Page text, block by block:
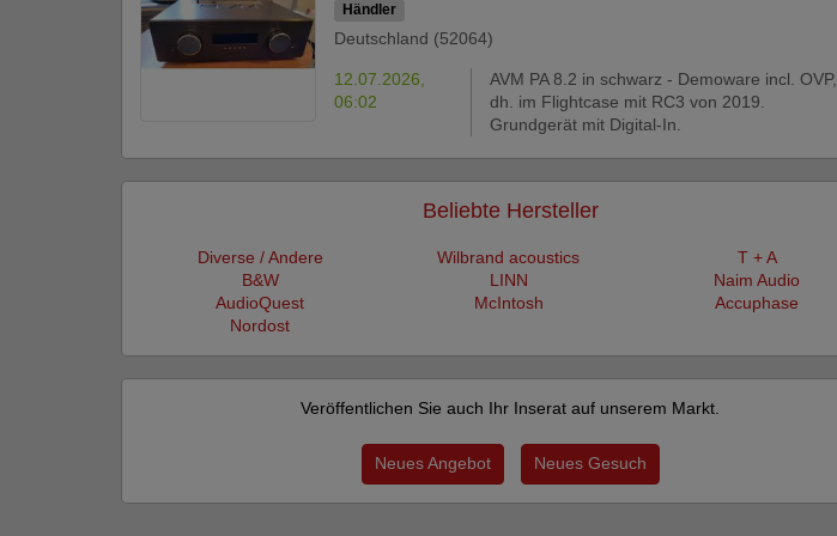
Händler
Deutschland (52064)
12.07.2026,
06:02
AVM PA 8.2 in schwarz - Demoware incl. OVP,
dh. im Flightcase mit RC3 von 2019.
Grundgerät mit Digital-In.
Beliebte Hersteller
Diverse / Andere Wilbrand acoustics
T + A
B&W
LINN
Naim Audio
AudioQuest
McIntosh
Accuphase
Nordost
Veröffentlichen Sie auch Ihr Inserat auf unserem Markt.
Neues Angebot Neues Gesuch